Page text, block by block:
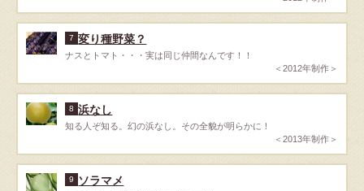
7 変り種野菜？
ナスとトマト・・・実は同じ仲間なんです！！
＜2012年制作＞
8 浜なし
知る人ぞ知る。幻の浜なし。その全貌が明らかに！
＜2013年制作＞
9 ソラマメ